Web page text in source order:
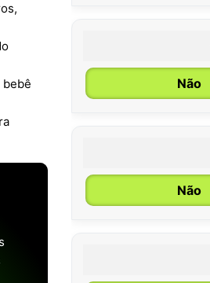
Não
Não